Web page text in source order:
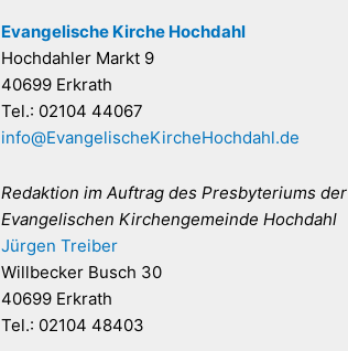
Evangelische Kirche Hochdahl
Hochdahler Markt 9
40699 Erkrath
Tel.: 02104 44067
info@EvangelischeKircheHochdahl.de
Redaktion im Auftrag des Presbyteriums der
Evangelischen Kirchengemeinde Hochdahl
Jürgen Treiber
Willbecker Busch 30
40699 Erkrath
Tel.: 02104 48403